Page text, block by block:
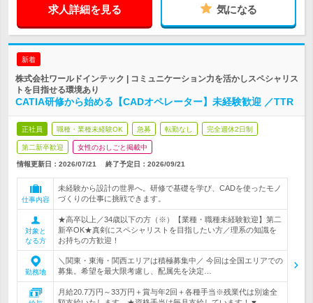
求人詳細を見る 気になる
新着
株式会社ワールドインテック | コミュニケーション力を活かしスペシャリス
トを目指せる環境あり
CATIA研修から始める【CADオペレーター】未経験歓迎 ／TTR
正社員 職種・業種未経験OK 急募 転勤なし 完全週休2日制
第二新卒歓迎 女性のおしごと掲載中
情報更新日：2026/07/21 終了予定日： 2026/09/21
仕事内容
未経験から設計の世界へ。研修で基礎を学び、CADを使ったモノ
づくりの仕事に挑戦できます。
対象と
なる方
★高卒以上／34歳以下の方（※）【業種・職種未経験歓迎】第二
新卒OK★真剣にスペシャリストを目指したい方／理系の知識を
お持ちの方歓迎！
勤務地
＼関東・東海・関西エリアは積極募集中／ 今回は全国エリアでの
募集。希望を最大限考慮し、配属先を決定…
月給20.7万円～33万円＋賞与年2回＋各種手当※残業代は別途全